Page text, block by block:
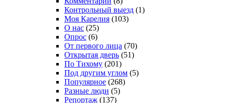
Контрольный выезд (1)
Моя Карелия (103)
О нас (25)
Опрос (6)
От первого лица (70)
Открытая дверь (51)
По Тихому (201)
Под другим углом (5)
Популярное (268)
Разные люди (5)
Репортаж (137)